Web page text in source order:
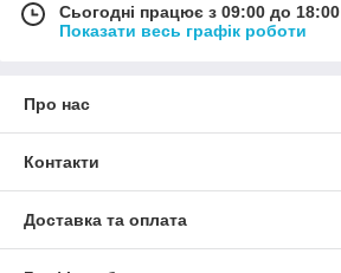
Сьогодні працює з 09:00 до 18:00
Показати весь графік роботи
Про нас
Контакти
Доставка та оплата